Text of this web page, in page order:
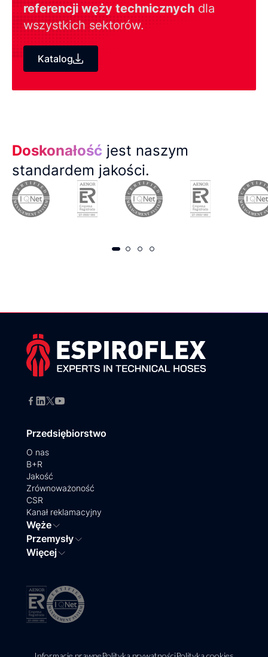
referencji węży technicznych dla
wszystkich sektorów.
Katalog
Doskonałość jest naszym
standardem jakości.
Przedsiębiorstwo
O nas
B+R
Jakość
Zrównoważoność
CSR
Kanał reklamacyjny
Węże
Przemysły
Więcej